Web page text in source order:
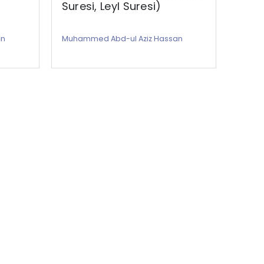
Suresi, Leyl Suresi)
Muhammed Abd-ul Aziz Hassan